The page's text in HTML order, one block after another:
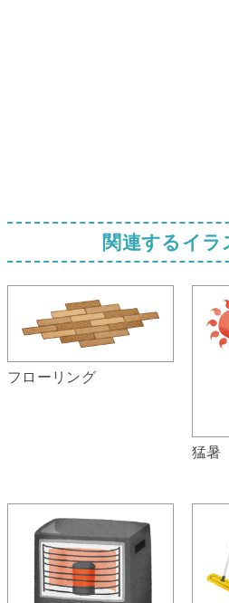
関連するイラ
フローリング
猛暑